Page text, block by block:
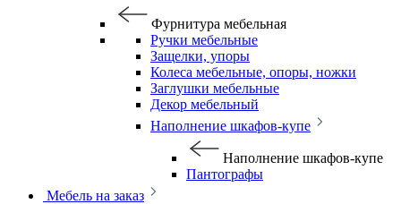
Фурнитура мебельная
Ручки мебельные
Защелки, упоры
Колеса мебельные, опоры, ножки
Заглушки мебельные
Декор мебельный
Наполнение шкафов-купе
Наполнение шкафов-купе
Пантографы
Мебель на заказ